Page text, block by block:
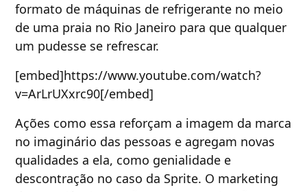
formato de máquinas de refrigerante no meio
de uma praia no Rio Janeiro para que qualquer
um pudesse se refrescar.
[embed]https://www.youtube.com/watch?
v=ArLrUXxrc90[/embed]
Ações como essa reforçam a imagem da marca
no imaginário das pessoas e agregam novas
qualidades a ela, como genialidade e
descontração no caso da Sprite. O marketing